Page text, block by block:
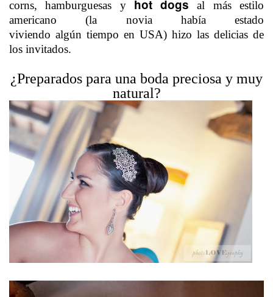
corns, hamburguesas y hot dogs al más estilo
americano (la novia había estado
viviendo algún tiempo en USA) hizo las delicias de
los invitados.
¿Preparados para una boda preciosa y muy
natural?